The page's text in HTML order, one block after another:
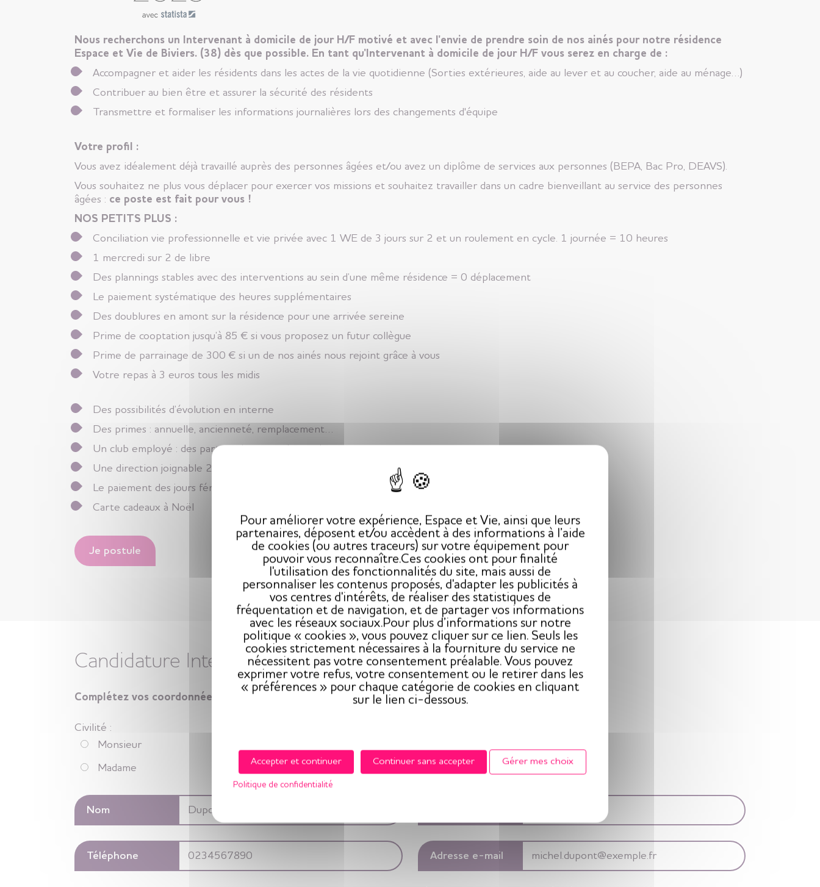
Nous recherchons un Intervenant à domicile de jour H/F motivé et avec l'envie de prendre soin de nos ainés pour notre résidence
Espace et Vie de Biviers. (38) dès que possible. En tant qu'Intervenant à domicile de jour H/F vous serez en charge de :
Accompagner et aider les résidents dans les actes de la vie quotidienne (Sorties extérieures, aide au lever et au coucher, aide au ménage…)
Contribuer au bien être et assurer la sécurité des résidents
Transmettre et formaliser les informations journalières lors des changements d'équipe
Votre profil :
Vous avez idéalement déjà travaillé auprès des personnes âgées et/ou avez un diplôme de services aux personnes (BEPA, Bac Pro, DEAVS).
Vous souhaitez ne plus vous déplacer pour exercer vos missions et souhaitez travailler dans un cadre bienveillant au service des personnes
âgées : ce poste est fait pour vous !
NOS PETITS PLUS :
Conciliation vie professionnelle et vie privée avec 1 WE de 3 jours sur 2 et un roulement en cycle. 1 journée = 10 heures
1 mercredi sur 2 de libre
Des plannings stables avec des interventions au sein d’une même résidence = 0 déplacement
Le paiement systématique des heures supplémentaires
Des doublures en amont sur la résidence pour une arrivée sereine
Prime de cooptation jusqu’à 85 € si vous proposez un futur collègue
Prime de parrainage de 300 € si un de nos ainés nous rejoint grâce à vous
Votre repas à 3 euros tous les midis
Des possibilités d’évolution en interne
Des primes : annuelle, ancienneté, remplacement…
Un club employé : des partenariats avec de nombreuses marques
Une direction joignable 24h/24
Le paiement des jours fériés non travaillés
Carte cadeaux à Noël
Je postule
Candidature Intervenant à domicile de jour H/F
Complétez vos coordonnées :
Civilité :
Monsieur
Madame
Nom
Téléphone Adresse e-mail
Pour améliorer votre expérience, Espace et Vie, ainsi que leurs
partenaires, déposent et/ou accèdent à des informations à l’aide
de cookies (ou autres traceurs) sur votre équipement pour
pouvoir vous reconnaître.Ces cookies ont pour finalité
l'utilisation des fonctionnalités du site, mais aussi de
personnaliser les contenus proposés, d'adapter les publicités à
vos centres d'intérêts, de réaliser des statistiques de
fréquentation et de navigation, et de partager vos informations
avec les réseaux sociaux.Pour plus d’informations sur notre
politique « cookies », vous pouvez cliquer sur ce lien. Seuls les
cookies strictement nécessaires à la fourniture du service ne
nécessitent pas votre consentement préalable. Vous pouvez
exprimer votre refus, votre consentement ou le retirer dans les
« préférences » pour chaque catégorie de cookies en cliquant
sur le lien ci-dessous.
Accepter et continuer Continuer sans accepter Gérer mes choix
Politique de confidentialité